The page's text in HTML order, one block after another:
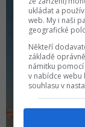
ukládat a
web. My i naši
geografické
Někteří
základě
námitku
v nabídce
souhlasu v